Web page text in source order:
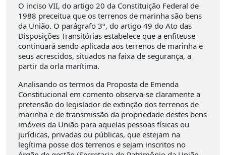
O inciso VII, do artigo 20 da Constituição Federal de
1988 preceitua que os terrenos de marinha são bens
da União. O parágrafo 3º, do artigo 49 do Ato das
Disposições Transitórias estabelece que a enfiteuse
continuará sendo aplicada aos terrenos de marinha e
seus acrescidos, situados na faixa de segurança, a
partir da orla marítima.
Analisando os termos da Proposta de Emenda
Constitucional em comento observa-se claramente a
pretensão do legislador de extinção dos terrenos de
marinha e de transmissão da propriedade destes bens
imóveis da União para aquelas pessoas físicas ou
jurídicas, privadas ou públicas, que estejam na
legítima posse dos terrenos e sejam inscritos no